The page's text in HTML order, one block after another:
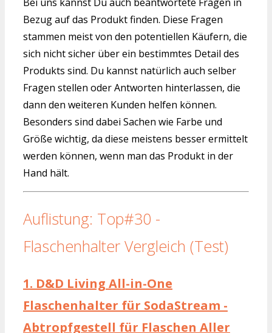
Bezug auf das Produkt finden. Diese Fragen
stammen meist von den potentiellen Käufern, die
sich nicht sicher über ein bestimmtes Detail des
Produkts sind. Du kannst natürlich auch selber
Fragen stellen oder Antworten hinterlassen, die
dann den weiteren Kunden helfen können.
Besonders sind dabei Sachen wie Farbe und
Größe wichtig, da diese meistens besser ermittelt
werden können, wenn man das Produkt in der
Hand hält.
Auflistung: Top#30 -
Flaschenhalter Vergleich (Test)
1. D&D Living All-in-One
Flaschenhalter für SodaStream -
Abtropfgestell für Flaschen Aller